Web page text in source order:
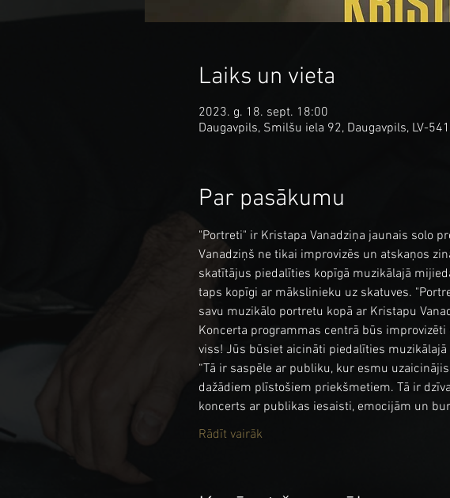
Laiks un vieta
2023. g. 18. sept. 18:00
Daugavpils, Smilšu iela 92, Daugavpils, LV-
Par pasākumu
"Portreti" ir Kristapa Vanadziņa jaunais solo
Vanadziņš ne tikai improvizēs un atskaņos
skatītājus piedalīties kopīgā muzikālajā
taps kopīgi ar mākslinieku uz skatuves.
savu muzikālo portretu kopā ar Kristapu
Koncerta programmas centrā būs
viss! Jūs būsiet aicināti piedalīties
“Tā ir saspēle ar publiku, kur esmu
dažādiem plīstošiem priekšmetiem. Tā ir
koncerts ar publikas iesaisti, emocijām un
Rādīt vairāk